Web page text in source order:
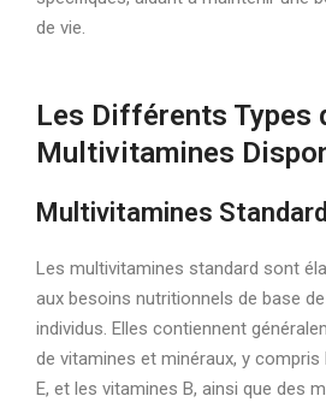
de vie.
Les Différents Types
Multivitamines
Multivitamines Standard
Les multivitamines standard sont
aux besoins nutritionnels de base
individus. Elles contiennent
de vitamines et minéraux, y compris
E, et les vitamines B, ainsi que des